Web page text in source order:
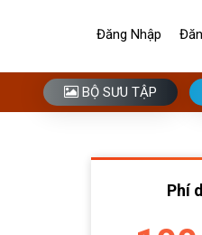
Đăng Nhập
BỘ SƯU TẬP
Phí